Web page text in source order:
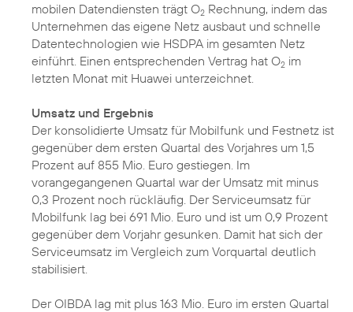
mobilen Datendiensten trägt O2 Rechnung, indem das
Unternehmen das eigene Netz ausbaut und schnelle
Datentechnologien wie HSDPA im gesamten Netz
einführt. Einen entsprechenden Vertrag hat O2 im
letzten Monat mit Huawei unterzeichnet.
Umsatz und Ergebnis
Der konsolidierte Umsatz für Mobilfunk und Festnetz ist
gegenüber dem ersten Quartal des Vorjahres um 1,5
Prozent auf 855 Mio. Euro gestiegen. Im
vorangegangenen Quartal war der Umsatz mit minus
0,3 Prozent noch rückläufig. Der Serviceumsatz für
Mobilfunk lag bei 691 Mio. Euro und ist um 0,9 Prozent
gegenüber dem Vorjahr gesunken. Damit hat sich der
Serviceumsatz im Vergleich zum Vorquartal deutlich
stabilisiert.
Der OIBDA lag mit plus 163 Mio. Euro im ersten Quartal